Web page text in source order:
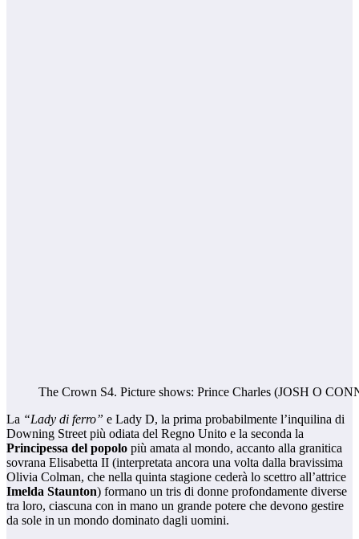
The Crown S4. Picture shows: Prince Charles (JOSH O
La “Lady di ferro” e Lady D, la prima probabilmente l’inquilina di
Downing Street più odiata del Regno Unito e la seconda la
Principessa del popolo più amata al mondo, accanto alla granitica
sovrana Elisabetta II (interpretata ancora una volta dalla bravissima
Olivia Colman, che nella quinta stagione cederà lo scettro all’attrice
Imelda Staunton) formano un tris di donne profondamente diverse
tra loro, ciascuna con in mano un grande potere che devono gestire
da sole in un mondo dominato dagli uomini.